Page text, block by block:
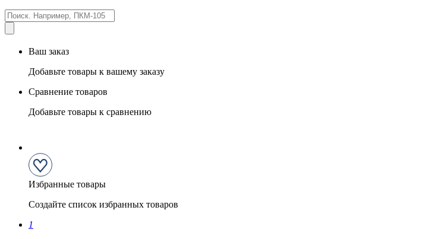
Ваш заказ
Добавьте товары к вашему заказу
Сравнение товаров
Добавьте товары к сравнению
Избранные товары
Создайте список избранных товаров
1